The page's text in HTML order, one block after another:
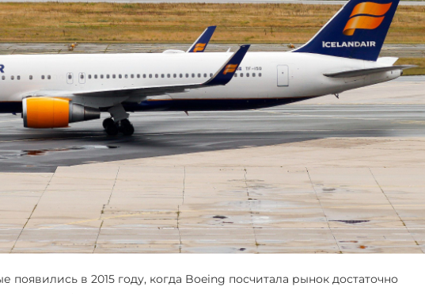
в 2015 году, когда Boeing посчитала рынок достаточно